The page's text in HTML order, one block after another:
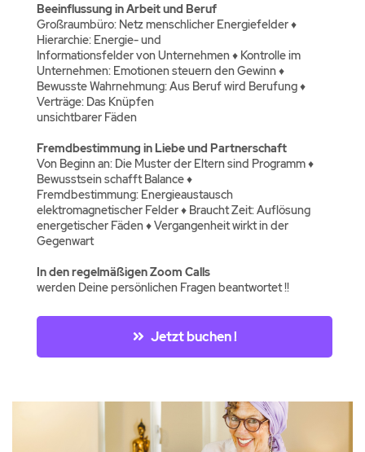
Beeinflussung in Arbeit und Beruf
Großraumbüro: Netz menschlicher Energiefelder ♦
Hierarchie: Energie- und
Informationsfelder von Unternehmen ♦ Kontrolle im
Unternehmen: Emotionen steuern den Gewinn ♦
Bewusste Wahrnehmung: Aus Beruf wird Berufung ♦
Verträge: Das Knüpfen
unsichtbarer Fäden
Fremdbestimmung in Liebe und Partnerschaft
Von Beginn an: Die Muster der Eltern sind Programm ♦
Bewusstsein schafft Balance ♦
Fremdbestimmung: Energieaustausch
elektromagnetischer Felder ♦ Braucht Zeit: Auflösung
energetischer Fäden ♦ Vergangenheit wirkt in der
Gegenwart
In den regelmäßigen Zoom Calls
werden Deine persönlichen Fragen beantwortet !!
Jetzt buchen !